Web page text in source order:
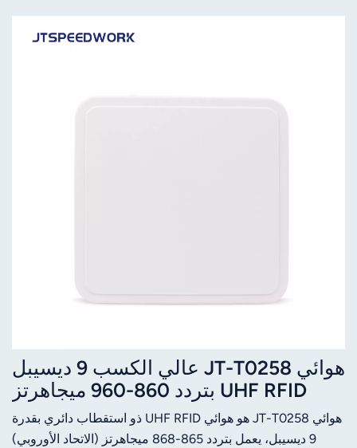
هوائي JT-T0258 عالي الكسب 9 ديسيبل
UHF RFID بتردد 860-960 ميجاهرتز
وعرض حزمة 70 درجة من
JTSPEEDWORK
هوائي JT-T0258 هو هوائي UHF RFID ذو استقطاب دائري بقدرة
9 ديسيبل، يعمل بتردد 865-868 ميجاهرتز (الاتحاد الأوروبي)